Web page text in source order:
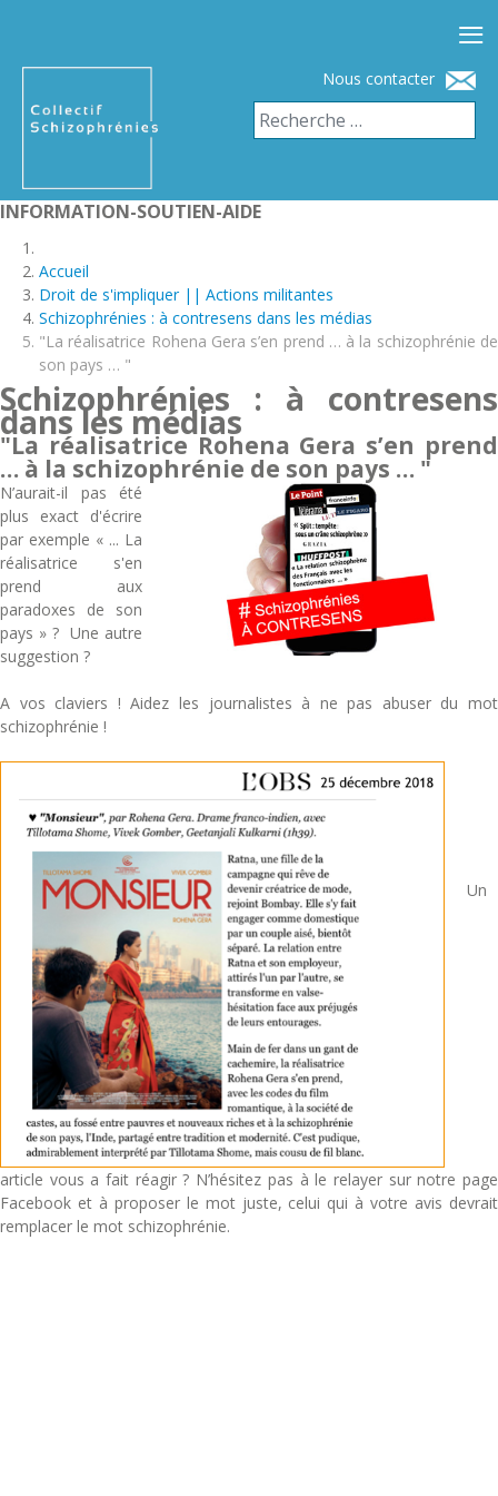
Nous contacter
INFORMATION-SOUTIEN-AIDE
Accueil
Droit de s'impliquer || Actions militantes
Schizophrénies : à contresens dans les médias
"La réalisatrice Rohena Gera s’en prend … à la schizophrénie de
son pays … "
Schizophrénies : à contresens
dans les médias
"La réalisatrice Rohena Gera s’en prend
… à la schizophrénie de son pays … "
N’aurait-il pas été
plus exact d'écrire
par exemple « ... La
réalisatrice s'en
prend aux
paradoxes de son
pays » ? Une autre
suggestion ?
A vos claviers ! Aidez les journalistes à ne pas abuser du mot
schizophrénie !
Un
article vous a fait réagir ? N’hésitez pas à le relayer sur notre page
Facebook et à proposer le mot juste, celui qui à votre avis devrait
remplacer le mot schizophrénie.
≡